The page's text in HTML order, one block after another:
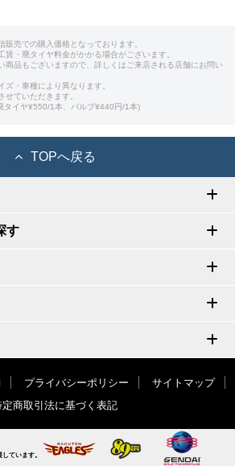
販売での購入価格となっております。
賃・廃タイヤ料金がかかる場合がございます。
商品もございますので、詳しくはご来店される店舗にお問い
ズ・車種により異なります。
ていただきます。
イヤ¥550/1本、バルブ¥440円/1本)
TOPへ戻る
す
プライバシーポリシー
サイトマップ
定商取引法に基づく表記
ています。